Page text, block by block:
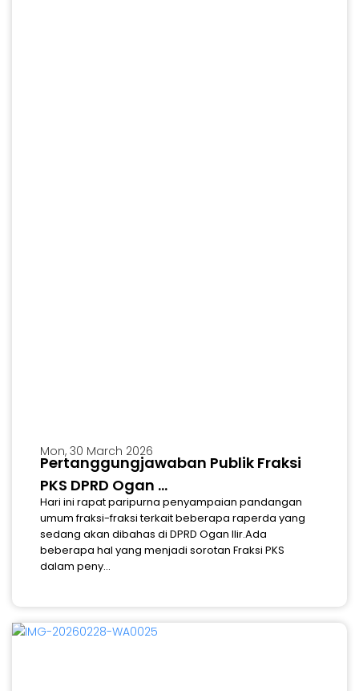
Mon, 30 March 2026
Pertanggungjawaban Publik Fraksi
PKS DPRD Ogan ...
Hari ini rapat paripurna penyampaian pandangan
umum fraksi-fraksi terkait beberapa raperda yang
sedang akan dibahas di DPRD Ogan Ilir.Ada
beberapa hal yang menjadi sorotan Fraksi PKS
dalam peny...